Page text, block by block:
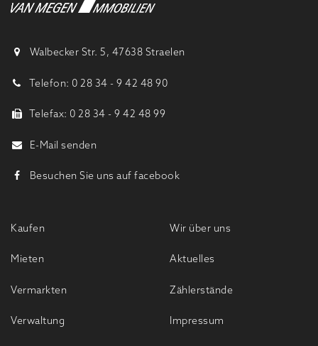
Walbecker Str. 5, 47638 Straelen
Telefon: 0 28 34 - 9 42 48 90
Telefax: 0 28 34 - 9 42 48 99
E-Mail senden
Besuchen Sie uns auf facebook
Kaufen
Mieten
Vermarkten
Verwaltung
Wir über uns
Aktuelles
Zählerstände
Impressum